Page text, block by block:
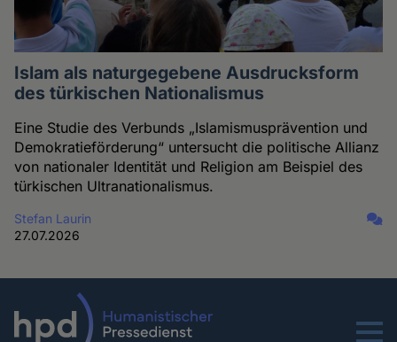
Islam als naturgegebene Ausdrucksform
des türkischen Nationalismus
Eine Studie des Verbunds „Islamismusprävention und
Demokratieförderung“ untersucht die politische Allianz
von nationaler Identität und Religion am Beispiel des
türkischen Ultranationalismus.
Stefan Laurin
27.07.2026
Menu